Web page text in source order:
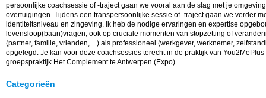
persoonlijke coachsessie of -traject gaan we vooral aan de slag met je
overtuigingen. Tijdens een transpersoonlijke sessie of -traject gaan we verder
identiteitsniveau en zingeving. Ik heb de nodige ervaringen en expertise
levensloop(baan)vragen, ook op cruciale momenten van stopzetting of
(partner, familie, vrienden, ...) als professioneel (werkgever, werknemer,
opgelegd. Je kan voor deze coachsessies terecht in de praktijk van
groepspraktijk Het Complement te Antwerpen (Expo).
Categorieën